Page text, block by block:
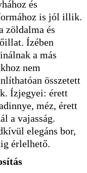
és
is jól illik.
zöldalma és
Ízében
a más
nem
összetett
Ízjegyei: érett
méz, érett
a vajasság.
elegáns bor,
érlelhető.